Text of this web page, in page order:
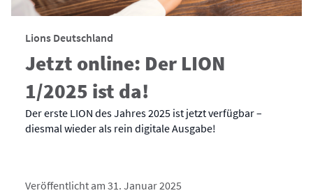
Lions Deutschland
Jetzt online: Der LION
1/2025 ist da!
Der erste LION des Jahres 2025 ist jetzt verfügbar –
diesmal wieder als rein digitale Ausgabe!
Veröffentlicht am 31. Januar 2025